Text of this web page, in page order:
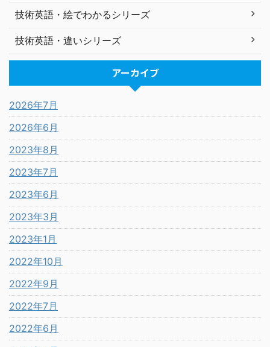
技術英語・絵でわかるシリーズ
技術英語・違いシリーズ
アーカイブ
2026年7月
2026年6月
2023年8月
2023年7月
2023年6月
2023年3月
2023年1月
2022年10月
2022年9月
2022年7月
2022年6月